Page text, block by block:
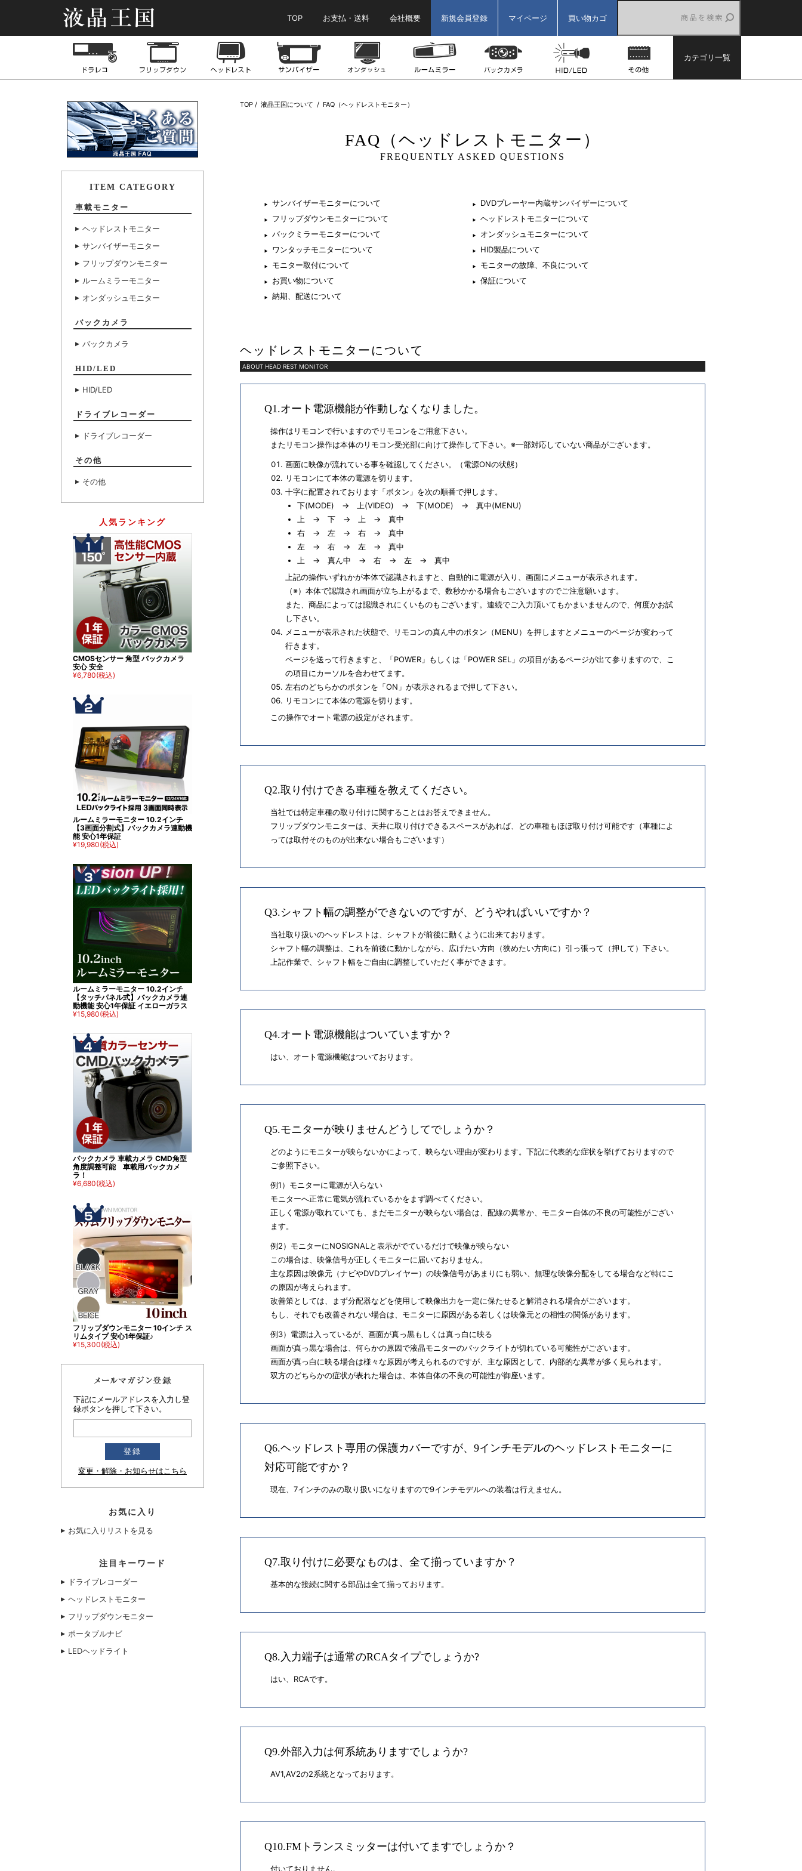
TOP
お支払・送料 会社概要 新規会員登録 マイページ 買い物カゴ
フリップダウンモニターヘッドレストモニターサンバイザーモニターオンダッシュモニタールームミラーモニターバックカメラ HID/LED その他
カテゴリ一覧
TOP 液晶王国について FAQ（ヘッドレストモニター）
FAQ（ヘッドレストモニター）
FREQUENTLY ASKED QUESTIONS
サンバイザーモニターについて
DVDプレーヤー内蔵サンバイザーについて
フリップダウンモニターについて
ヘッドレストモニターについて
バックミラーモニターについて
オンダッシュモニターについて
ワンタッチモニターについて
HID製品について
モニター取付について
モニターの故障、不良について
お買い物について
保証について
納期、配送について
ヘッドレストモニターについて
ABOUT HEAD REST MONITOR
Q1.オート電源機能が作動しなくなりました。
操作はリモコンで行いますのでリモコンをご用意下さい。
またリモコン操作は本体のリモコン受光部に向けて操作して下さい。※一部対応していない商品がございます。
画面に映像が流れている事を確認してください。（電源ONの状態）
リモコンにて本体の電源を切ります。
十字に配置されております「ボタン」を次の順番で押します。
下(MODE) → 上(VIDEO) → 下(MODE) → 真中(MENU)
上 → 下 → 上 → 真中
右 → 左 → 右 → 真中
左 → 右 → 左 → 真中
上 → 真ん中 → 右 → 左 → 真中
上記の操作いずれかが本体で認識されますと、自動的に電源が入り、画面にメニューが表示されます。
（※）本体で認識され画面が立ち上がるまで、数秒かかる場合もございますのでご注意願います。
また、商品によっては認識されにくいものもございます。連続でご入力頂いてもかまいませんので、何度かお試
し下さい。
メニューが表示された状態で、リモコンの真ん中のボタン（MENU）を押しますとメニューのページが変わって
行きます。
ページを送って行きますと、「POWER」もしくは「POWER SEL」の項目があるページが出て参りますので、こ
の項目にカーソルを合わせてます。
左右のどちらかのボタンを「ON」が表示されるまで押して下さい。
リモコンにて本体の電源を切ります。
この操作でオート電源の設定がされます。
Q2.取り付けできる車種を教えてください。
当社では特定車種の取り付けに関することはお答えできません。
フリップダウンモニターは、天井に取り付けできるスペースがあれば、どの車種もほぼ取り付け可能です（車種によ
っては取付そのものが出来ない場合もございます）
Q3.シャフト幅の調整ができないのですが、どうやればいいですか？
当社取り扱いのヘッドレストは、シャフトが前後に動くように出来ております。
シャフト幅の調整は、これを前後に動かしながら、広げたい方向（狭めたい方向に）引っ張って（押して）下さい。
上記作業で、シャフト幅をご自由に調整していただく事ができます。
Q4.オート電源機能はついていますか？
はい、オート電源機能はついております。
Q5.モニターが映りませんどうしてでしょうか？
どのようにモニターが映らないかによって、映らない理由が変わります。下記に代表的な症状を挙げておりますので
ご参照下さい。
例1）モニターに電源が入らない
モニターへ正常に電気が流れているかをまず調べてください。
正しく電源が取れていても、まだモニターが映らない場合は、配線の異常か、モニター自体の不良の可能性がござい
ます。
例2）モニターにNOSIGNALと表示がでているだけで映像が映らない
この場合は、映像信号が正しくモニターに届いておりません。
主な原因は映像元（ナビやDVDプレイヤー）の映像信号があまりにも弱い、無理な映像分配をしてる場合など特にこ
の原因が考えられます。
改善策としては、まず分配器などを使用して映像出力を一定に保たせると解消される場合がございます。
もし、それでも改善されない場合は、モニターに原因がある若しくは映像元との相性の関係があります。
例3）電源は入っているが、画面が真っ黒もしくは真っ白に映る
画面が真っ黒な場合は、何らかの原因で液晶モニターのバックライトが切れている可能性がございます。
画面が真っ白に映る場合は様々な原因が考えられるのですが、主な原因として、内部的な異常が多く見られます。
双方のどちらかの症状が表れた場合は、本体自体の不良の可能性が御座います。
Q6.ヘッドレスト専用の保護カバーですが、9インチモデルのヘッドレストモニターに
対応可能ですか？
現在、7インチのみの取り扱いになりますので9インチモデルへの装着は行えません。
Q7.取り付けに必要なものは、全て揃っていますか？
基本的な接続に関する部品は全て揃っております。
Q8.入力端子は通常のRCAタイプでしょうか?
はい、RCAです。
Q9.外部入力は何系統ありますでしょうか?
AV1,AV2の2系統となっております。
Q10.FMトランスミッターは付いてますでしょうか？
付いておりません。
ITEM CATEGORY
車載モニター
ヘッドレストモニター
サンバイザーモニター
フリップダウンモニター
ルームミラーモニター
オンダッシュモニター
バックカメラ
バックカメラ
HID/LED
HID/LED
ドライブレコーダー
ドライブレコーダー
その他
その他
人気ランキング
CMOSセンサー 角型 バックカメラ
安心 安全
¥6,780(税込)
ルームミラーモニター 10.2インチ
【3画面分割式】バックカメラ連動機
能 安心1年保証
¥19,980(税込)
ルームミラーモニター 10.2インチ
【タッチパネル式】バックカメラ連
動機能 安心1年保証 イエローガラス
¥15,980(税込)
バックカメラ 車載カメラ CMD角型
角度調整可能 車載用バックカメ
ラ！
¥6,680(税込)
フリップダウンモニター 10インチ ス
リムタイプ 安心1年保証♪
¥15,300(税込)
下記にメールアドレスを入力し登
録ボタンを押して下さい。
変更・解除・お知らせはこちら
お気に入り
お気に入りリストを見る
注目キーワード
ドライブレコーダー
ヘッドレストモニター
フリップダウンモニター
ポータブルナビ
LEDヘッドライト